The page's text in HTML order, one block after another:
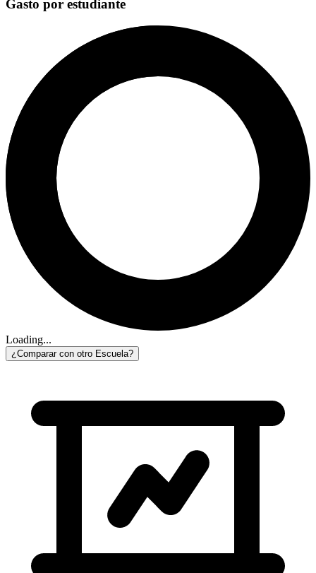
Gasto por estudiante
Loading...
¿Comparar con otro Escuela?